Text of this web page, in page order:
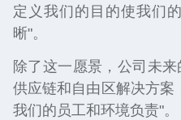
定义我们的目的使我们
晰"。
除了这一愿景，公司未
供应链和自由区解决方案
我们的员工和环境负责"。